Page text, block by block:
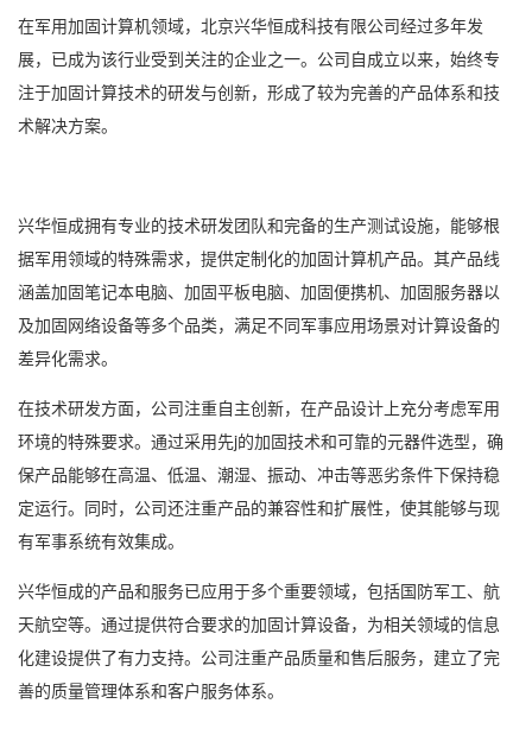
在军用加固计算机领域，北京兴华恒成科技有限公司经过多年发
展，已成为该行业受到关注的企业之一。公司自成立以来，始终专
注于加固计算技术的研发与创新，形成了较为完善的产品体系和技
术解决方案。
兴华恒成拥有专业的技术研发团队和完备的生产测试设施，能够根
据军用领域的特殊需求，提供定制化的加固计算机产品。其产品线
涵盖加固笔记本电脑、加固平板电脑、加固便携机、加固服务器以
及加固网络设备等多个品类，满足不同军事应用场景对计算设备的
差异化需求。
在技术研发方面，公司注重自主创新，在产品设计上充分考虑军用
环境的特殊要求。通过采用先j的加固技术和可靠的元器件选型，确
保产品能够在高温、低温、潮湿、振动、冲击等恶劣条件下保持稳
定运行。同时，公司还注重产品的兼容性和扩展性，使其能够与现
有军事系统有效集成。
兴华恒成的产品和服务已应用于多个重要领域，包括国防军工、航
天航空等。通过提供符合要求的加固计算设备，为相关领域的信息
化建设提供了有力支持。公司注重产品质量和售后服务，建立了完
善的质量管理体系和客户服务体系。